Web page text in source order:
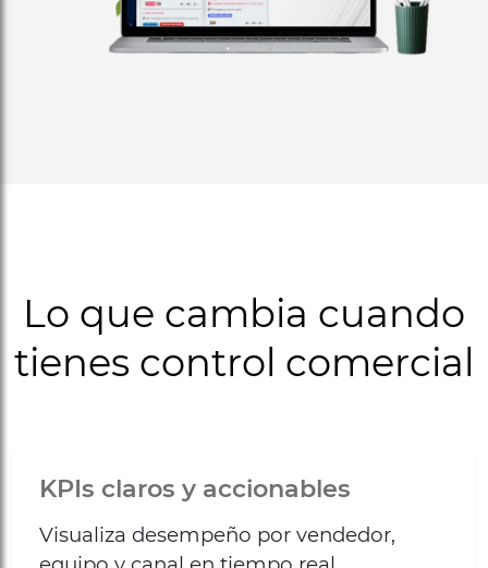
Lo que cambia cuando
tienes control comercial
KPIs claros y accionables
Visualiza desempeño por vendedor,